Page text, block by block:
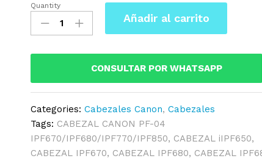
CABEZAL
CANON
PF-
04
IPF670/IPF680/IPF770/IPF850
quantity
Quantity
Añadir al carrito
CONSULTAR POR WHATSAPP
Categories:Cabezales Canon,Cabezales
Tags: CABEZAL CANON PF-04
IPF670/IPF680/IPF770/IPF850, CABEZAL iIPF650,
CABEZAL IPF670, CABEZAL IPF680, CABEZAL